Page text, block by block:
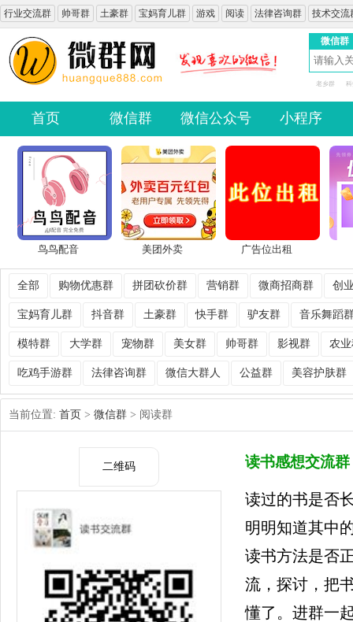
行业交流群 帅哥群 土豪群 宝妈育儿群 游戏 阅读 法律咨询群 技术交流
微信群
老乡群 科
首页 微信群 微信公众号 小程序
鸟鸟配音 美团外卖 广告位出租
全部 购物优惠群 拼团砍价群 营销群 微商招商群 创
宝妈育儿群 抖音群 土豪群 快手群 驴友群 音乐舞蹈
模特群 大学群 宠物群 美女群 帅哥群 影视群 农
吃鸡手游群 法律咨询群 微信大群人 公益群 美容护肤群
当前位置: 首页 > 微信群 > 阅读群
二维码 读书感想交流群
读过的书是否
明明知道其中
读书方法是否
流，探讨，把
懂了。进群一